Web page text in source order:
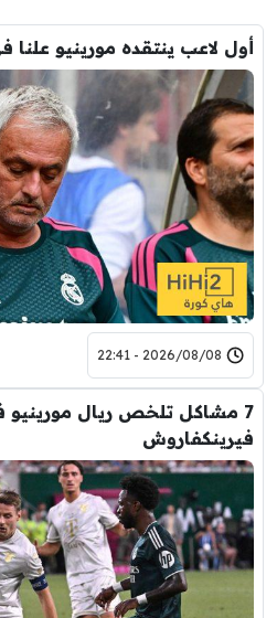
أول لاعب ينتقده مورينيو علنا
2026/08/08 - 22:41
7 مشاكل تلخص ريال مورينيو
فيرينكفاروش